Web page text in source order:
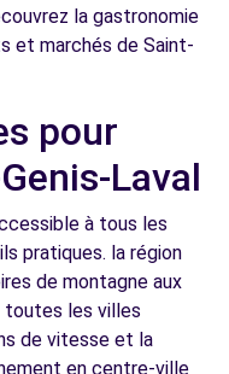
la gastronomie
et marchés de Saint-
pour
Laval
à tous les
pratiques. la région
de montagne aux
toutes les villes
de vitesse et la
en centre-ville